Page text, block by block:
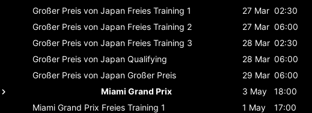
Großer Preis von Japan Freies Training 1 27 Mar 02:30
Großer Preis von Japan Freies Training 2 27 Mar 06:00
Großer Preis von Japan Freies Training 3 28 Mar 02:30
Großer Preis von Japan Qualifying 28 Mar 06:00
Großer Preis von Japan Großer Preis 29 Mar 06:00
Miami Grand Prix
3 May
18:00
Miami Grand Prix Freies Training 1 1 May
17:00